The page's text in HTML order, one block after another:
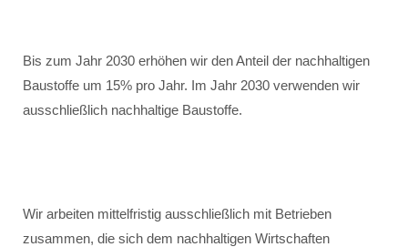
Bis zum Jahr 2030 erhöhen wir den Anteil der nachhaltigen
Baustoffe um 15% pro Jahr. Im Jahr 2030 verwenden wir
ausschließlich nachhaltige Baustoffe.
Wir arbeiten mittelfristig ausschließlich mit Betrieben
zusammen, die sich dem nachhaltigen Wirtschaften